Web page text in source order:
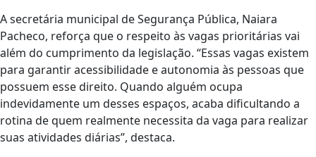
A secretária municipal de Segurança Pública, Naiara
Pacheco, reforça que o respeito às vagas prioritárias vai
além do cumprimento da legislação. “Essas vagas existem
para garantir acessibilidade e autonomia às pessoas que
possuem esse direito. Quando alguém ocupa
indevidamente um desses espaços, acaba dificultando a
rotina de quem realmente necessita da vaga para realizar
suas atividades diárias”, destaca.